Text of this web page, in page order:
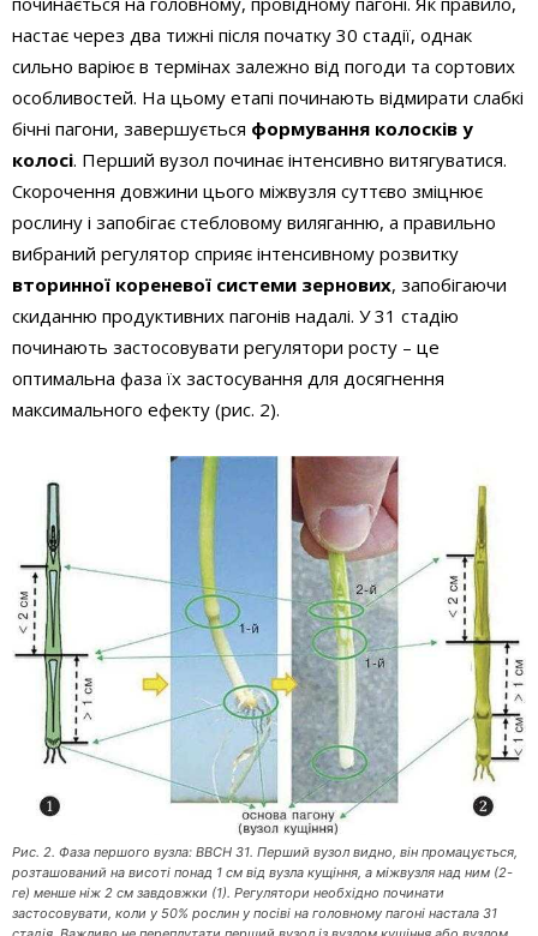
настає через два тижні після початку 30 стадії, однак
сильно варіює в термінах залежно від погоди та сортових
особливостей. На цьому етапі починають відмирати слабкі
бічні пагони, завершується формування колосків у
колосі. Перший вузол починає інтенсивно витягуватися.
Скорочення довжини цього міжвузля суттєво зміцнює
рослину і запобігає стебловому виляганню, а правильно
вибраний регулятор сприяє інтенсивному розвитку
вторинної кореневої системи зернових, запобігаючи
скиданню продуктивних пагонів надалі. У 31 стадію
починають застосовувати регулятори росту – це
оптимальна фаза їх застосування для досягнення
максимального ефекту (рис. 2).
Рис. 2. Фаза першого вузла: BBCH 31. Перший вузол видно, він промацується,
розташований на висоті понад 1 см від вузла кущіння, а міжвузля над ним (2-
ге) менше ніж 2 см завдовжки (1). Регулятори необхідно починати
застосовувати, коли у 50% рослин у посіві на головному пагоні настала 31